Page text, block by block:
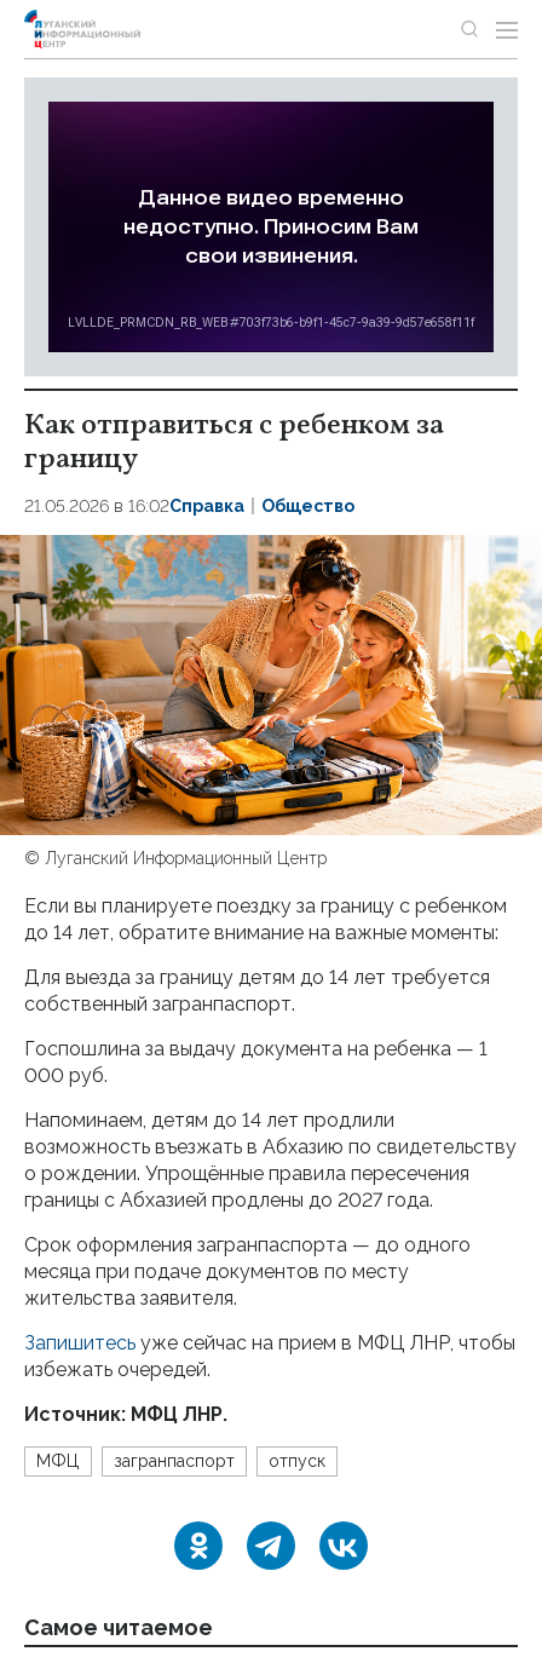
Как отправиться с ребенком за
границу
21.05.2026 в 16:02Справка Общество
© Луганский Информационный Центр
Если вы планируете поездку за границу с ребенком
до 14 лет, обратите внимание на важные моменты:
Для выезда за границу детям до 14 лет требуется
собственный загранпаспорт.
Госпошлина за выдачу документа на ребенка — 1
000 руб.
Напоминаем, детям до 14 лет продлили
возможность въезжать в Абхазию по свидетельству
о рождении. Упрощённые правила пересечения
границы с Абхазией продлены до 2027 года.
Срок оформления загранпаспорта — до одного
месяца при подаче документов по месту
жительства заявителя.
Запишитесь уже сейчас на прием в МФЦ ЛНР, чтобы
избежать очередей.
Источник: МФЦ ЛНР.
МФЦ загранпаспорт отпуск
Самое читаемое